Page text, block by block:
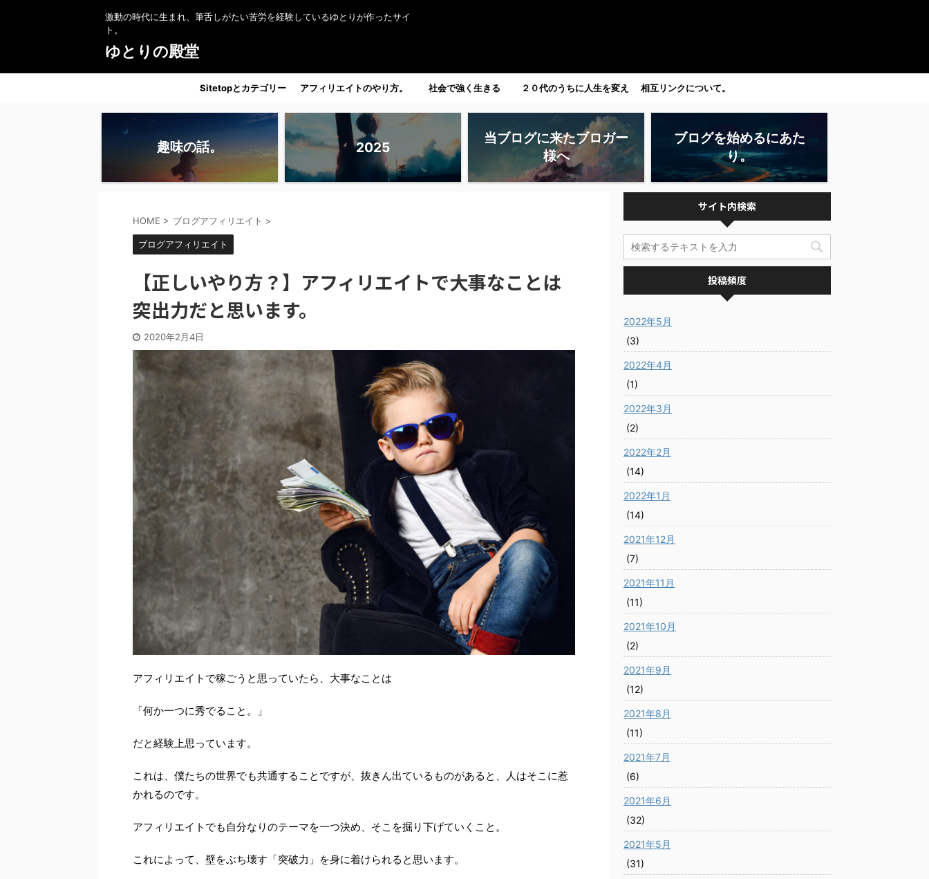
激動の時代に生まれ、筆舌しがたい苦労を経験しているゆとりが作ったサイ
ト。
ゆとりの殿堂
Sitetopとカテゴリー アフィリエイトのやり方。 社会で強く生きる ２０代のうちに人生を変え
たい人へ。
相互リンクについて。
趣味の話。 2025
当ブログに来たブロガー
様へ
ブログを始めるにあた
り。
HOME > ブログアフィリエイト >
ブログアフィリエイト
【正しいやり方？】アフィリエイトで大事なことは
突出力だと思います。
2020年2月4日
アフィリエイトで稼ごうと思っていたら、大事なことは
「何か一つに秀でること。」
だと経験上思っています。
これは、僕たちの世界でも共通することですが、抜きん出ているものがあると、人はそこに惹
かれるのです。
アフィリエイトでも自分なりのテーマを一つ決め、そこを掘り下げていくこと。
これによって、壁をぶち壊す「突破力」を身に着けられると思います。
サイト内検索
投稿頻度
2022年5月
(3)
2022年4月
(1)
2022年3月
(2)
2022年2月
(14)
2022年1月
(14)
2021年12月
(7)
2021年11月
(11)
2021年10月
(2)
2021年9月
(12)
2021年8月
(11)
2021年7月
(6)
2021年6月
(32)
2021年5月
(31)